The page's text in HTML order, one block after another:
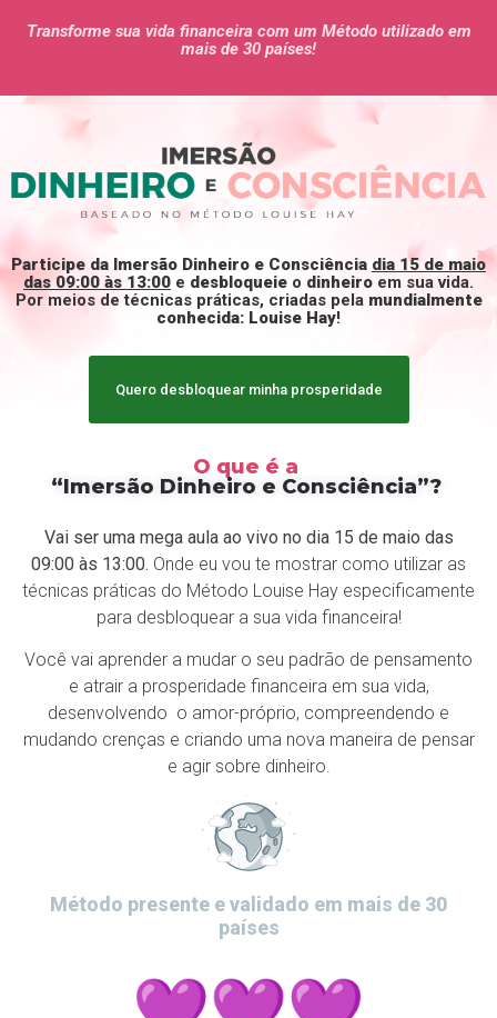
Transforme sua vida financeira com um Método utilizado em
mais de 30 países!
Participe da Imersão Dinheiro e Consciência dia 15 de maio
das 09:00 às 13:00 e desbloqueie o dinheiro em sua vida.
Por meios de técnicas práticas, criadas pelamundialmente
conhecida: Louise Hay!
Quero desbloquear minha prosperidade
O que é a
“Imersão Dinheiro e Consciência”?
Vai ser uma mega aula ao vivo no dia 15 de maio das
09:00 às 13:00. Onde eu vou te mostrar como utilizar as
técnicas práticas do Método Louise Hay especificamente
para desbloquear a sua vida financeira!
Você vai aprender a mudar o seu padrão de pensamento
e atrair a prosperidade financeira em sua vida,
desenvolvendo o amor-próprio, compreendendo e
mudando crenças e criando uma nova maneira de pensar
e agir sobre dinheiro.
Método presente e validado em mais de 30
países